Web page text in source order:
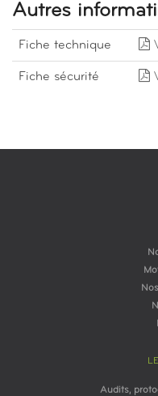
Autres
Fiche technique
Fiche sécurité
Audits,